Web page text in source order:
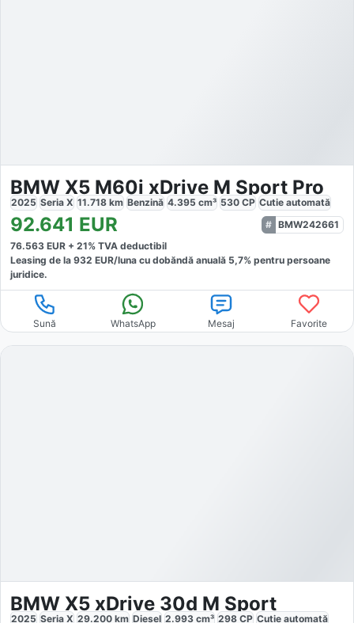
BMW X5 M60i xDrive M Sport Pro
2025 Seria X 11.718 km Benzină 4.395 cm³ 530 CP Cutie automată
92.641 EUR
BMW242661
76.563 EUR + 21% TVA deductibil
Leasing de la 932 EUR/luna cu dobăndă anuală 5,7% pentru persoane
juridice.
Sună WhatsApp Mesaj Favorite
BMW X5 xDrive 30d M Sport
2025 Seria X 29.200 km Diesel 2.993 cm³ 298 CP Cutie automată